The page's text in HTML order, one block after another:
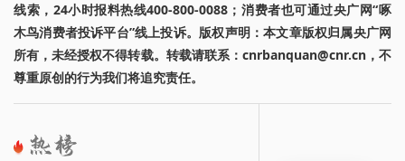
线索，24小时报料热线400-800-0088；消费者也可通过央广网“啄
木鸟消费者投诉平台”线上投诉。版权声明：本文章版权归属央广网
所有，未经授权不得转载。转载请联系：cnrbanquan@cnr.cn，不
尊重原创的行为我们将追究责任。